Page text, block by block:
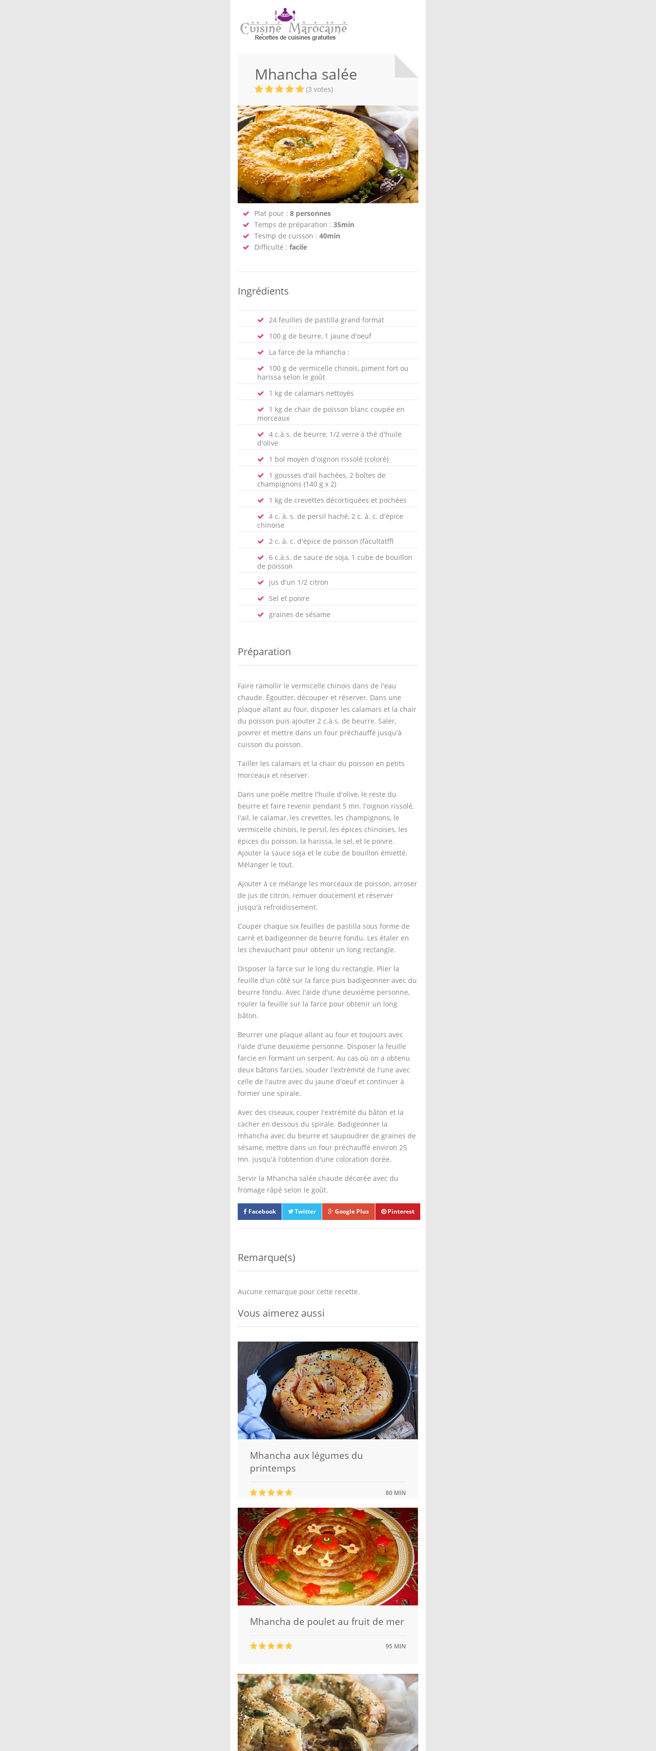
Mhancha salée
(3 votes)
Plat pour : 8 personnes
Temps de préparation : 35min
Tesmp de cuisson : 40min
Difficulté : facile
Ingrédients
24 feuilles de pastilla grand format
100 g de beurre, 1 jaune d'oeuf
La farce de la mhancha :
100 g de vermicelle chinois, piment fort ou
harissa selon le goût
1 kg de calamars nettoyés
1 kg de chair de poisson blanc coupée en
morceaux
4 c.à.s. de beurre, 1/2 verre à thé d'huile
d'olive
1 bol moyen d'oignon rissolé (coloré)
1 gousses d'ail hachées, 2 boîtes de
champignons (140 g x 2)
1 kg de crevettes décortiquées et pochées
4 c. à. s. de persil haché, 2 c. à. c. d'épice
chinoise
2 c. à. c. d'épice de poisson (fàcultatffl
6 c.à.s. de sauce de soja, 1 cube de bouillon
de poisson
jus d'un 1/2 citron
Sel et poivre
graines de sésame
Préparation
Faire ramollir le vermicelle chinois dans de l'eau
chaude. Égoutter, découper et réserver. Dans une
plaque allant au four, disposer les calamars et la chair
du poisson puis ajouter 2 c.à.s. de beurre. Saler,
poivrer et mettre dans un four préchauffé jusqu'à
cuisson du poisson.
Tailler les calamars et la chair du poisson en petits
morceaux et réserver.
Dans une poêle mettre l'huile d'olive, le reste du
beurre et faire revenir pendant 5 mn. l'oignon rissolé,
l'ail, le calamar, les crevettes, les champignons, le
vermicelle chinois, le persil, les épices chinoises, les
épices du poisson, la harissa, le sel, et le poivre.
Ajouter la sauce soja et le cube de bouillon émietté.
Mélanger le tout.
Ajouter à ce mélange les morceaux de poisson, arroser
de jus de citron, remuer doucement et réserver
jusqu'à refroidissement.
Couper chaque six feuilles de pastilla sous forme de
carré et badigeonner de beurre fondu. Les étaler en
les chevauchant pour obtenir un long rectangle.
Disposer la farce sur le long du rectangle. Plier la
feuille d'un côté sur la farce puis badigeonner avec du
beurre fondu. Avec l'aide d'une deuxième personne,
rouler la feuille sur la farce pour obtenir un long
bâton.
Beurrer une plaque allant au four et toujours avec
l'aide d'une deuxième personne. Disposer la feuille
farcie en formant un serpent. Au cas où on a obtenu
deux bâtons farcies, souder l'extrémité de l'une avec
celle de l'autre avec du jaune d'oeuf et continuer à
former une spirale.
Avec des ciseaux, couper l'extrémité du bâton et la
cacher en dessous du spirale. Badigeonner la
mhancha avec du beurre et saupoudrer de graines de
sésame, mettre dans un four préchauffé environ 25
mn. jusqu'à l'obtention d'une coloration dorée.
Servir la Mhancha salée chaude décorée avec du
fromage râpé selon le goût.
Facebook Twitter Google Plus Pinterest
Remarque(s)
Aucune remarque pour cette recette.
Vous aimerez aussi
Mhancha aux légumes du
printemps
80 MIN
Mhancha de poulet au fruit de mer
95 MIN